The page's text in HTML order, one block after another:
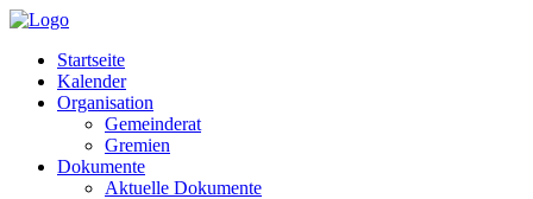
Startseite
Kalender
Organisation
Gemeinderat
Gremien
Dokumente
Aktuelle Dokumente